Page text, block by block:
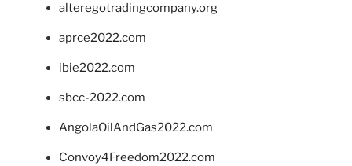
alteregotradingcompany.org
aprce2022.com
ibie2022.com
sbcc-2022.com
AngolaOilAndGas2022.com
Convoy4Freedom2022.com